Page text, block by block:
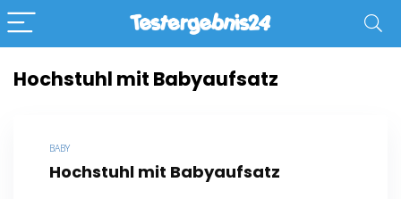
Hochstuhl mit Babyaufsatz
BABY
Hochstuhl mit Babyaufsatz